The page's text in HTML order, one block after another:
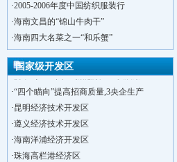
·2005-2006年度中国纺织服装行
·海南文昌的“锦山牛肉干”
·海南四大名菜之一“和乐蟹”
国家级开发区
·洋浦不断延伸产业链，推进一批石化产业
·海口今年将投入44.4亿元推进江东新
·新加坡海口国家高新区国际创新创业中心
·狮子岭工业园： 新能源产业发展集
“四个瞄向”提高招商质量,3央企生产
昆明经济技术开发区
遵义经济技术开发区
海南洋浦经济开发区
珠海高栏港经济区